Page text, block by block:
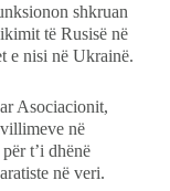
shkruan
të Rusisë në
e nisi në Ukrainë.
Asociacionit,
në
t’i dhënë
në veri.